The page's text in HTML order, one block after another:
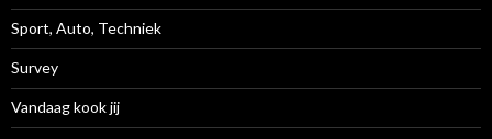
Sport, Auto, Techniek
Survey
Vandaag kook jij